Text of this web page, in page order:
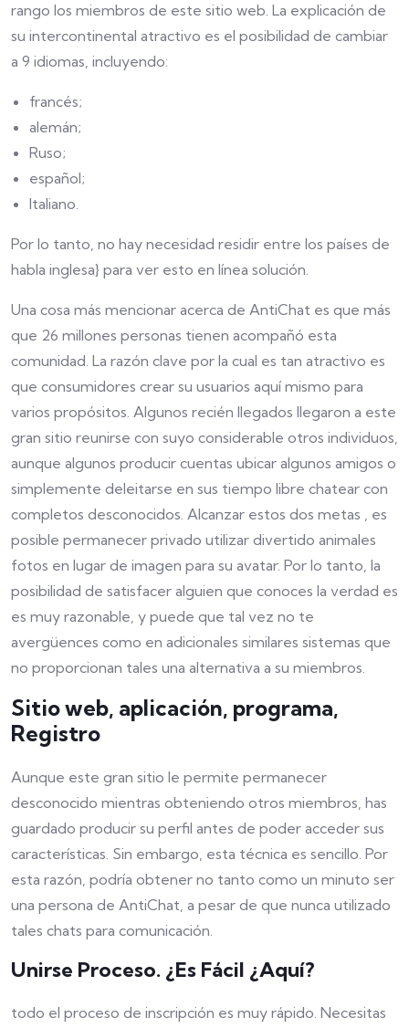
rango los miembros de este sitio web. La explicación de
su intercontinental atractivo es el posibilidad de cambiar
a 9 idiomas, incluyendo:
francés;
alemán;
Ruso;
español;
Italiano.
Por lo tanto, no hay necesidad residir entre los países de
habla inglesa} para ver esto en línea solución.
Una cosa más mencionar acerca de AntiChat es que más
que 26 millones personas tienen acompañó esta
comunidad. La razón clave por la cual es tan atractivo es
que consumidores crear su usuarios aquí mismo para
varios propósitos. Algunos recién llegados llegaron a este
gran sitio reunirse con suyo considerable otros individuos,
aunque algunos producir cuentas ubicar algunos amigos o
simplemente deleitarse en sus tiempo libre chatear con
completos desconocidos. Alcanzar estos dos metas , es
posible permanecer privado utilizar divertido animales
fotos en lugar de imagen para su avatar. Por lo tanto, la
posibilidad de satisfacer alguien que conoces la verdad es
es muy razonable, y puede que tal vez no te
avergüences como en adicionales similares sistemas que
no proporcionan tales una alternativa a su miembros.
Sitio web, aplicación, programa,
Registro
Aunque este gran sitio le permite permanecer
desconocido mientras obteniendo otros miembros, has
guardado producir su perfil antes de poder acceder sus
características. Sin embargo, esta técnica es sencillo. Por
esta razón, podría obtener no tanto como un minuto ser
una persona de AntiChat, a pesar de que nunca utilizado
tales chats para comunicación.
Unirse Proceso. ¿Es Fácil ¿Aquí?
todo el proceso de inscripción es muy rápido. Necesitas